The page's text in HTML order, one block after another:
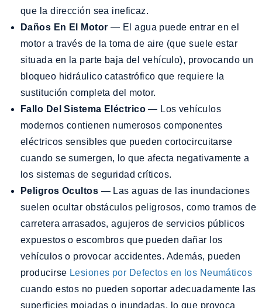
que la dirección sea ineficaz.
Daños En El Motor — El agua puede entrar en el
motor a través de la toma de aire (que suele estar
situada en la parte baja del vehículo), provocando un
bloqueo hidráulico catastrófico que requiere la
sustitución completa del motor.
Fallo Del Sistema Eléctrico— Los vehículos
modernos contienen numerosos componentes
eléctricos sensibles que pueden cortocircuitarse
cuando se sumergen, lo que afecta negativamente a
los sistemas de seguridad críticos.
Peligros Ocultos — Las aguas de las inundaciones
suelen ocultar obstáculos peligrosos, como tramos de
carretera arrasados, agujeros de servicios públicos
expuestos o escombros que pueden dañar los
vehículos o provocar accidentes. Además, pueden
producirse Lesiones por Defectos en los Neumáticos
cuando estos no pueden soportar adecuadamente las
superficies mojadas o inundadas, lo que provoca